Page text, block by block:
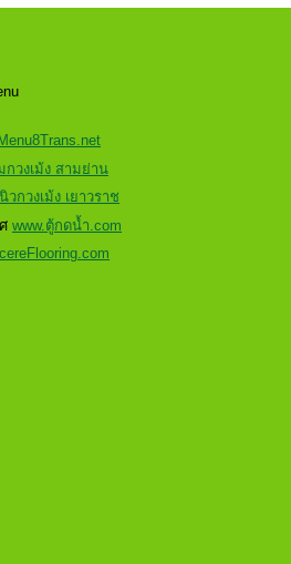
Menu8Trans.net
กวงเม้ง สามย่าน
นิวกวงเม้ง เยาวราช
www.ตู้กดน้ำ.com